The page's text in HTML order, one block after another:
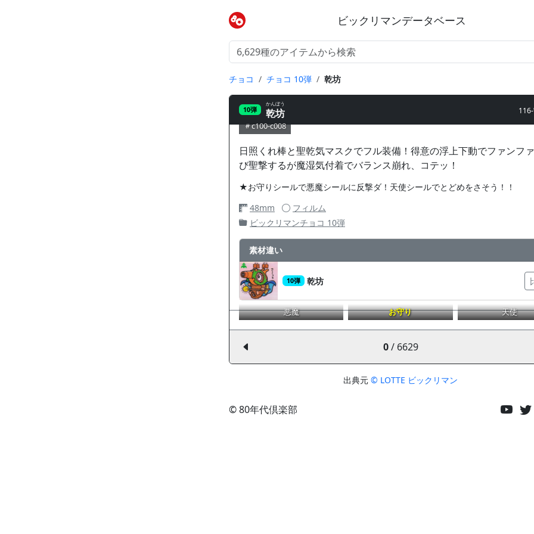
ビックリマンデータベース
チョコ チョコ 10弾 乾坊
10弾 乾坊
かんぼう
c100-c008
日照くれ棒と聖乾気マスクでフル装備！得意の浮上下動でファンフ
び聖撃するが魔湿気付着でバランス崩れ、コテッ！
★お守りシールで悪魔シールに反撃ダ！天使シールでとどめをさそう！！
48mm
フィルム
ビックリマンチョコ 10弾
素材違い
10弾 乾坊
悪魔 お守り 天使
0/ 6629
出典元 © LOTTE ビックリマン
© 80年代倶楽部